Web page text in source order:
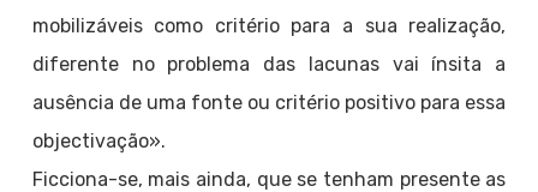
mobilizáveis como critério para a sua realização,
diferente no problema das lacunas vai ínsita a
ausência de uma fonte ou critério positivo para essa
objectivação».
Ficciona-se, mais ainda, que se tenham presente as